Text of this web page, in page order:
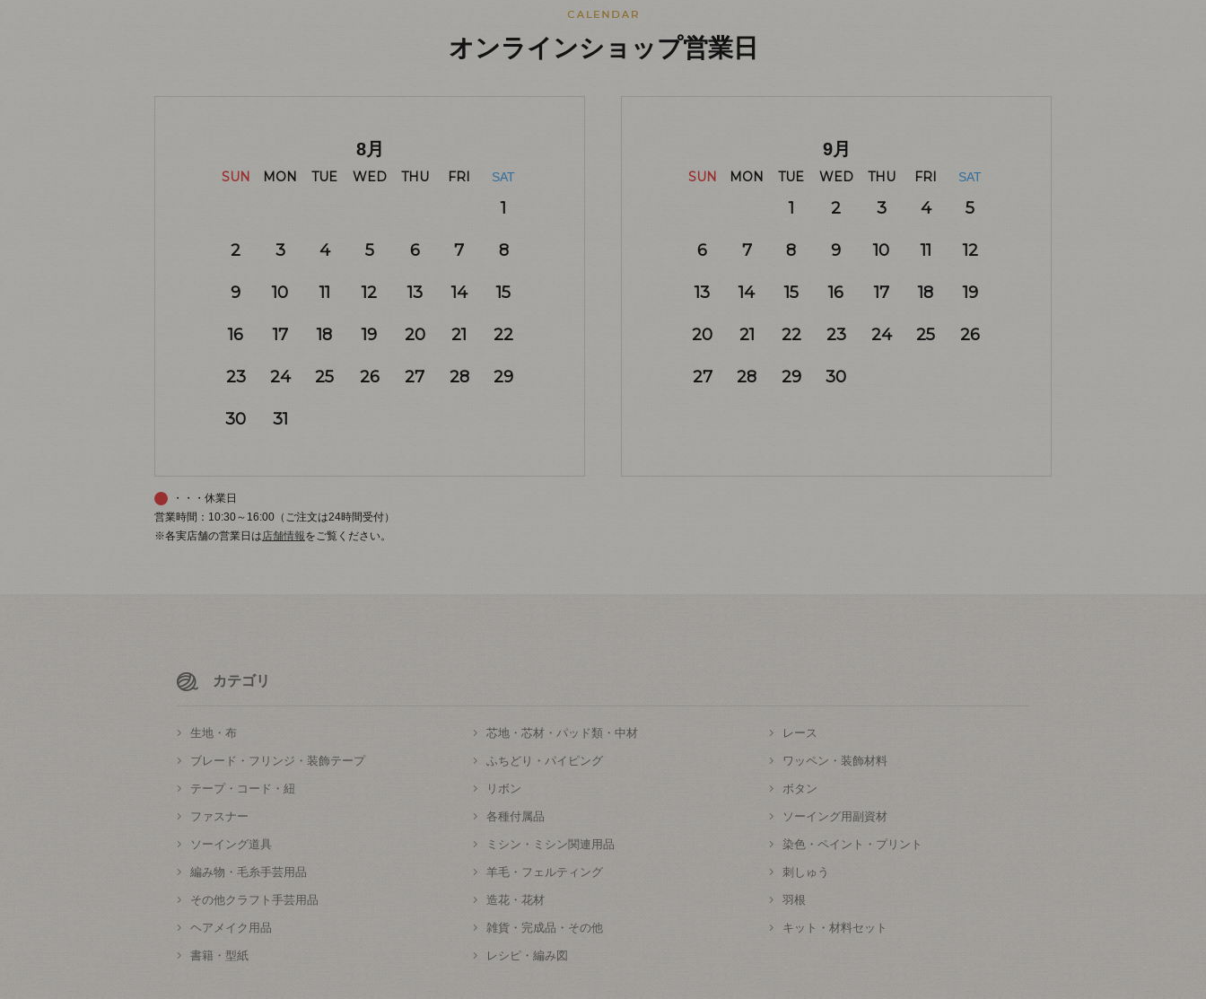
オンラインショップ営業日
8月
SUN MON TUE WED THU FRI SAT
1
2 3 4 5 6 7 8
9 10 11 12 13 14 15
16 17 18 19 20 21 22
23 24 25 26 27 28 29
30 31
9月
SUN MON TUE WED THU FRI SAT
1 2 3 4 5
6 7 8 9 10 11 12
13 14 15 16 17 18 19
20 21 22 23 24 25 26
27 28 29 30
・・・休業日
営業時間：10:30～16:00（ご注文は24時間受付）
※各実店舗の営業日は店舗情報をご覧ください。
カテゴリ
生地・布 芯地・芯材・パッド類・中材 レース
ブレード・フリンジ・装飾テープ ふちどり・パイピング ワッペン・装飾材料
テープ・コード・紐 リボン ボタン
ファスナー 各種付属品 ソーイング用副資材
ソーイング道具 ミシン・ミシン関連用品 染色・ペイント・プリント
編み物・毛糸手芸用品 羊毛・フェルティング 刺しゅう
その他クラフト手芸用品 造花・花材 羽根
ヘアメイク用品 雑貨・完成品・その他 キット・材料セット
書籍・型紙 レシピ・編み図